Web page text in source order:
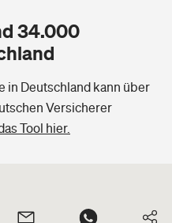
34.000
in Deutschland kann über
Versicherer
Tool hier.